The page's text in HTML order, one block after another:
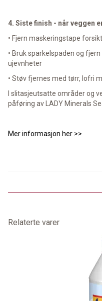
4. Siste finish - når veggen
• Fjern maskeringstape
• Bruk sparkelspaden og
ujevnheter
• Støv fjernes med tørr, lofri
I slitasjeutsatte områder og
påføring av LADY Minerals
Mer informasjon her >>
Relaterte varer